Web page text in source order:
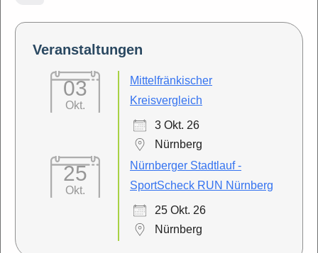
Veranstaltungen
03
Okt.
Mittelfränkischer
Kreisvergleich
3 Okt. 26
Nürnberg
25
Okt.
Nürnberger Stadtlauf -
SportScheck RUN Nürnberg
25 Okt. 26
Nürnberg